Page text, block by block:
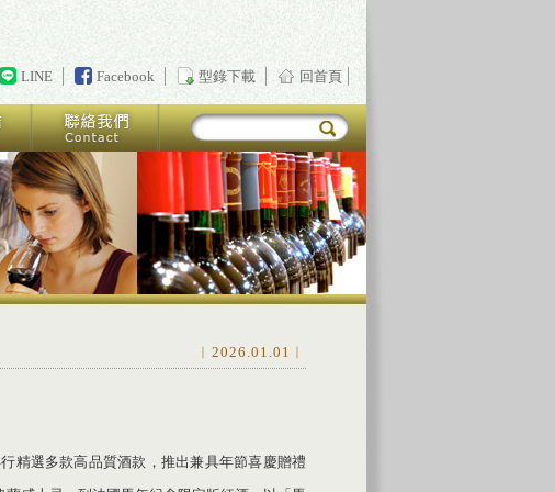
LINE Facebook 型錄下載 回首頁
︱2026.01.01︱
精選多款高品質酒款，推出兼具年節喜慶贈禮